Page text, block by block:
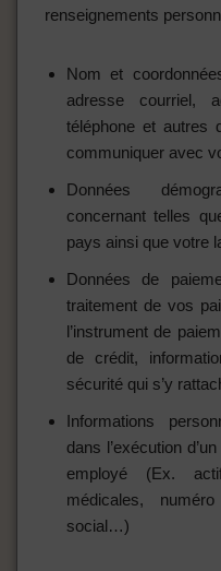
renseignements
Nom et
adresse courriel,
téléphone et autres
communiquer avec
Données
concernant telles
pays ainsi que votre
Données de
traitement de vos
l’instrument de
de crédit,
sécurité qui s’y
Informations
dans l’exécution
employé (Ex.
médicales,
social…)